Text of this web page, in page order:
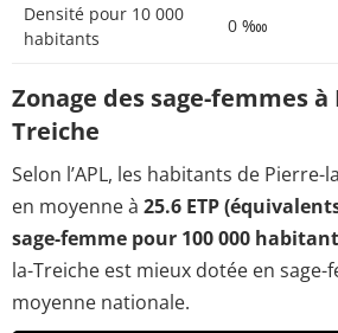
Densité pour 10 000
habitants
0 ‱
Zonage des sage-femmes
Treiche
Selon l’APL, les habitants de Pierre-
en moyenne à 25.6 ETP
sage-femme pour 100 000
la-Treiche est mieux dotée en sage-
moyenne nationale.